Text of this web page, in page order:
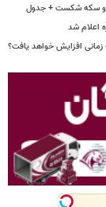
اعلام شد
زمانی افزایش خواهد یافت؟